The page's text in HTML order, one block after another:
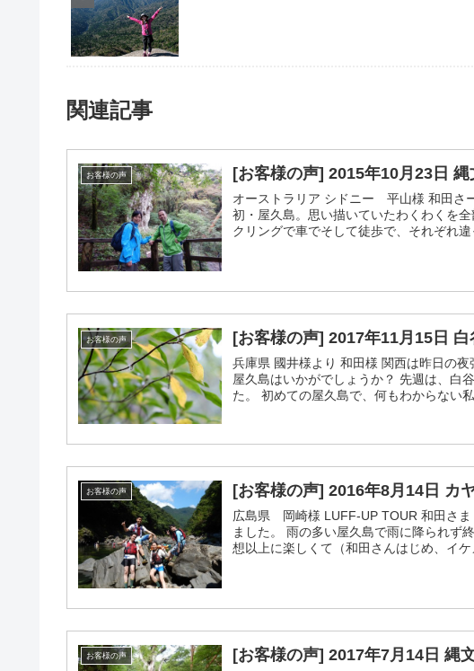
関連記事
お客様の声 [お客様の声] 2015年10月23日
オーストラリア シドニー 平山様 和田さ
初・屋久島。思い描いていたわくわくを
クリングで車でそして徒歩で、それぞれ違
お客様の声 [お客様の声] 2017年11月15日
兵庫県 國井様より 和田様 関西は昨日の
屋久島はいかがでしょうか？ 先週は、白
た。 初めての屋久島で、何もわからない私
お客様の声 [お客様の声] 2016年8月14日 カ
広島県 岡崎様 LUFF-UP TOUR 和田さま
ました。 雨の多い屋久島で雨に降られず
想以上に楽しくて（和田さんはじめ、イケ
お客様の声 [お客様の声] 2017年7月14日 縄